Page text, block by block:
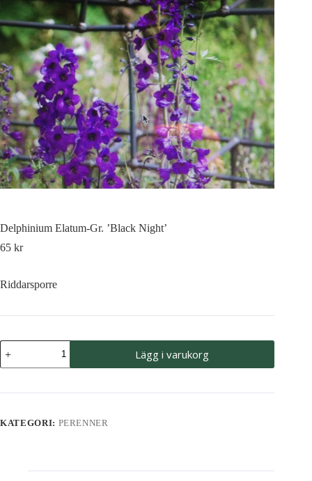
Delphinium Elatum-Gr. ’Black Night’
65 kr
Riddarsporre
Delphinium
Elatum-
Gr.
Night'
Lägg i varukorg
KATEGORI: PERENNER